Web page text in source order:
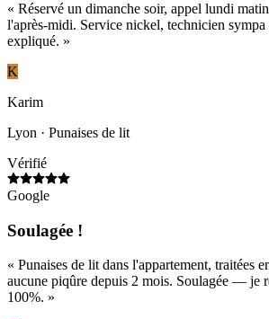
« Réservé un dimanche soir, appel lundi
l'après-midi. Service nickel, technicien
expliqué. »
K
Karim
Lyon · Punaises de lit
Vérifié
Google
Soulagée !
« Punaises de lit dans l'appartement, traitées
aucune piqûre depuis 2 mois. Soulagée — je
100%. »